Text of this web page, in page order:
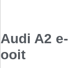
Audi A2
ooit